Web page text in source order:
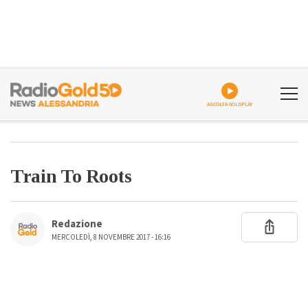
ASCOLTA GOLDPLAY
Train To Roots
Redazione
MERCOLEDÌ, 8 NOVEMBRE 2017 - 16:16